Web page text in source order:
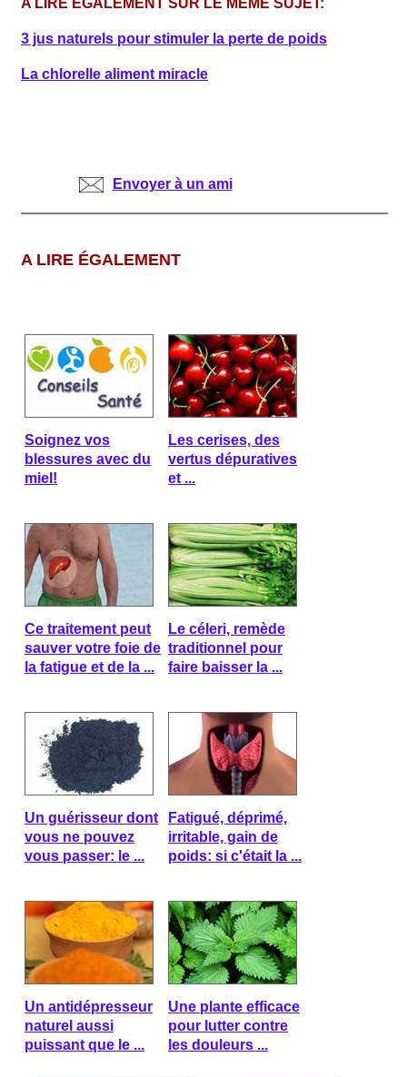
A LIRE ÉGALEMENT SUR LE MÊME SUJET:
3 jus naturels pour stimuler la perte de poids
La chlorelle aliment miracle
Envoyer à un ami
A LIRE ÉGALEMENT
Soignez vos
blessures avec du
miel!
Les cerises, des
vertus dépuratives
et ...
Ce traitement peut
sauver votre foie de
la fatigue et de la ...
Le céleri, remède
traditionnel pour
faire baisser la ...
Un guérisseur dont
vous ne pouvez
vous passer: le ...
Fatigué, déprimé,
irritable, gain de
poids: si c'était la ...
Un antidépresseur
naturel aussi
puissant que le ...
Une plante efficace
pour lutter contre
les douleurs ...